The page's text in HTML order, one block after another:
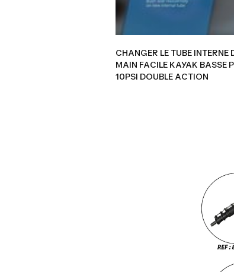
CHANGER LE TUBE INTERNE
MAIN FACILE KAYAK BASSE
10PSI DOUBLE ACTION